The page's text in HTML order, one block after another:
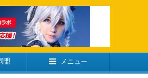
盟 メニュー